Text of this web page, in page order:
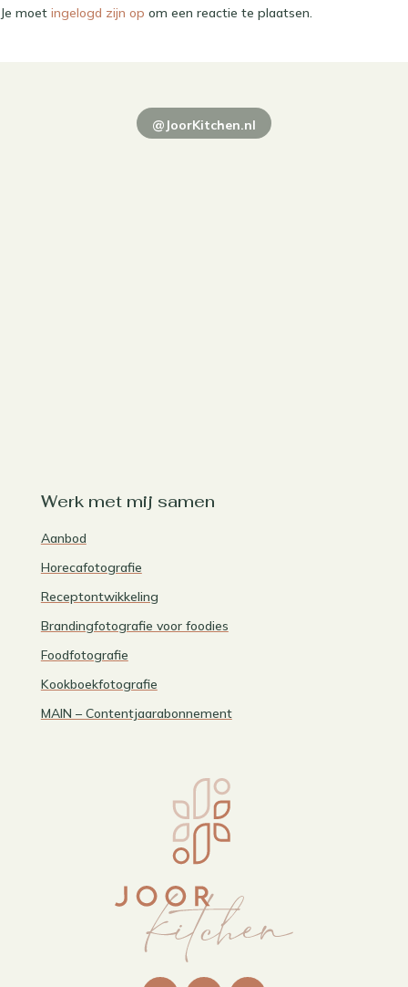
Je moet ingelogd zijn op om een reactie te plaatsen.
@JoorKitchen.nl
Werk met mij samen
Aanbod
Horecafotografie
Receptontwikkeling
Brandingfotografie voor foodies
Foodfotografie
Kookboekfotografie
MAIN – Contentjaarabonnement